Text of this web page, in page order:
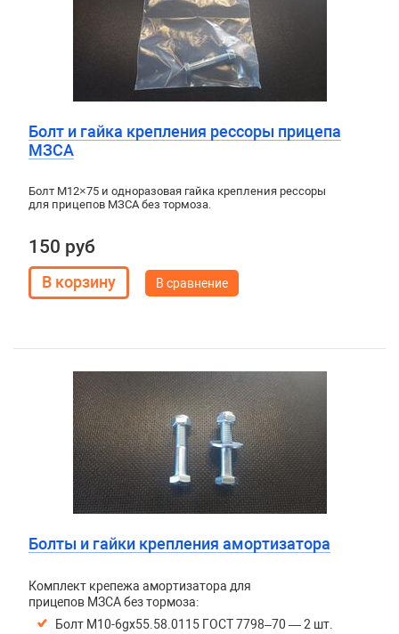
Болт и гайка крепления рессоры прицепа
МЗСА
Болт М12×75 и одноразовая гайка крепления рессоры
для прицепов МЗСА без тормоза.
150 руб
В сравнение
Болты и гайки крепления амортизатора
Комплект крепежа амортизатора для
прицепов МЗСА без тормоза:
Болт M10-6gх55.58.0115 ГОСТ 7798–70 — 2 шт.